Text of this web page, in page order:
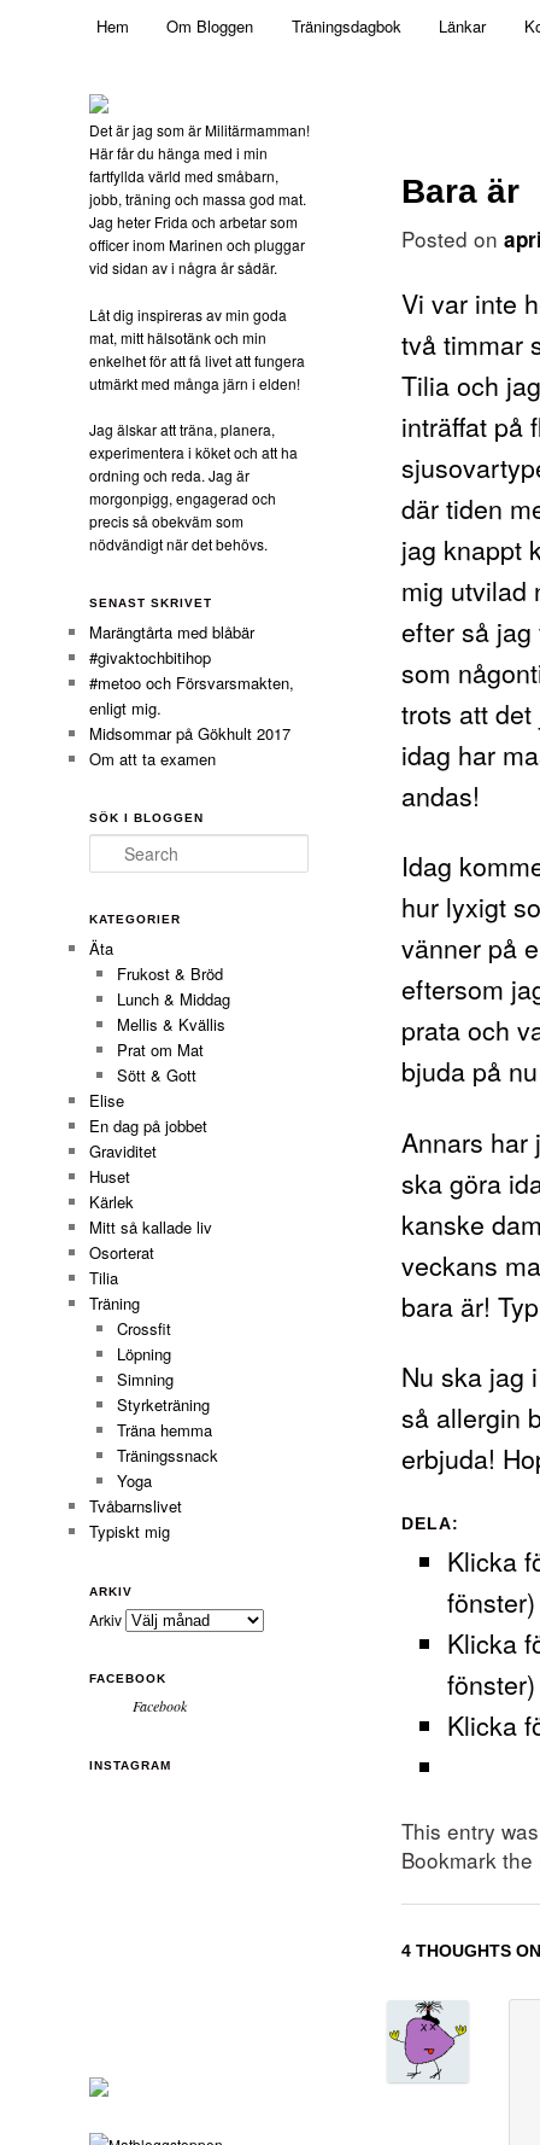
Militärmamman
Skip to primary content
Hem Om Bloggen Träningsdagbok Länkar
Bara är
Posted on
Vi var inte
två timmar
Tilia och
inträffat på
där tiden
jag knappt
mig utvilad
efter så
som
trots att
idag har
andas!
Idag
hur lyxigt
vänner på
eftersom
prata och
bjuda på
Annars har
ska göra
kanske
veckans
bara är!
Nu ska jag
så allergin
erbjuda!
DELA:
Klicka
fönster)
Klicka
fönster)
Klicka
This entry
Bookmark the
4 THOUGHTS
Det är jag som är Militärmamman!
Här får du hänga med i min
fartfyllda värld med småbarn,
jobb, träning och massa god mat.
Jag heter Frida och arbetar som
officer inom Marinen och pluggar
vid sidan av i några år sådär.
Låt dig inspireras av min goda
mat, mitt hälsotänk och min
enkelhet för att få livet att fungera
utmärkt med många järn i elden!
Jag älskar att träna, planera,
experimentera i köket och att ha
ordning och reda. Jag är
morgonpigg, engagerad och
precis så obekväm som
nödvändigt när det behövs.
SENAST SKRIVET
Marängtårta med blåbär
#givaktochbitihop
#metoo och Försvarsmakten,
enligt mig.
Midsommar på Gökhult 2017
Om att ta examen
SÖK I BLOGGEN
Search
KATEGORIER
Äta
Frukost & Bröd
Lunch & Middag
Mellis & Kvällis
Prat om Mat
Sött & Gott
Elise
En dag på jobbet
Graviditet
Huset
Kärlek
Mitt så kallade liv
Osorterat
Tilia
Träning
Crossfit
Löpning
Simning
Styrketräning
Träna hemma
Träningssnack
Yoga
Tvåbarnslivet
Typiskt mig
ARKIV
Arkiv
FACEBOOK
Facebook
INSTAGRAM